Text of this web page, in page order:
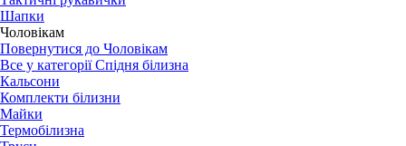
Шапки
Чоловікам
Повернутися до Чоловікам
Все у категорії Спідня білизна
Кальсони
Комплекти білизни
Майки
Термобілизна